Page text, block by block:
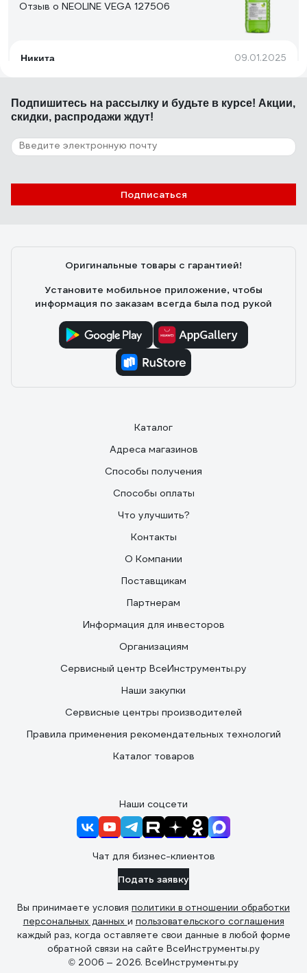
Отзыв о NEOLINE VEGA 127506
Никита 09.01.2025
Средство хорошо отмывает и обезжиривает,
74 отзыва
Отзыв о PROSEPT Cooky 132-5
Алла 28.12.2017
Подпишитесь на рассылку и будьте в курсе! Акции,
скидки, распродажи ждут!
Подписаться
Оригинальные товары с гарантией!
Установите мобильное приложение, чтобы
информация по заказам всегда была под рукой
Каталог
Адреса магазинов
Способы получения
Способы оплаты
Что улучшить?
Контакты
О Компании
Поставщикам
Партнерам
Информация для инвесторов
Организациям
Сервисный центр ВсеИнструменты.ру
Наши закупки
Сервисные центры производителей
Правила применения рекомендательных технологий
Каталог товаров
Наши соцсети
Чат для бизнес-клиентов
Подать заявку
Вы принимаете условия политики в отношении обработки
персональных данных и пользовательского соглашения
каждый раз, когда оставляете свои данные в любой форме
обратной связи на сайте ВсеИнструменты.ру
© 2006 — 2026. ВсеИнструменты.ру